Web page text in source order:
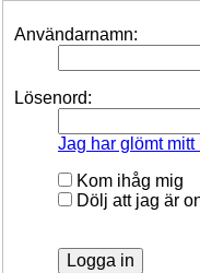
Användarnamn:
Lösenord:
Jag har glömt mitt
Kom ihåg mig
Dölj att jag är